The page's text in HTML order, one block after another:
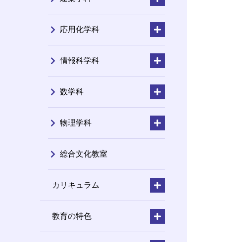
応用化学科
情報科学科
数学科
物理学科
総合文化教室
カリキュラム
教育の特色